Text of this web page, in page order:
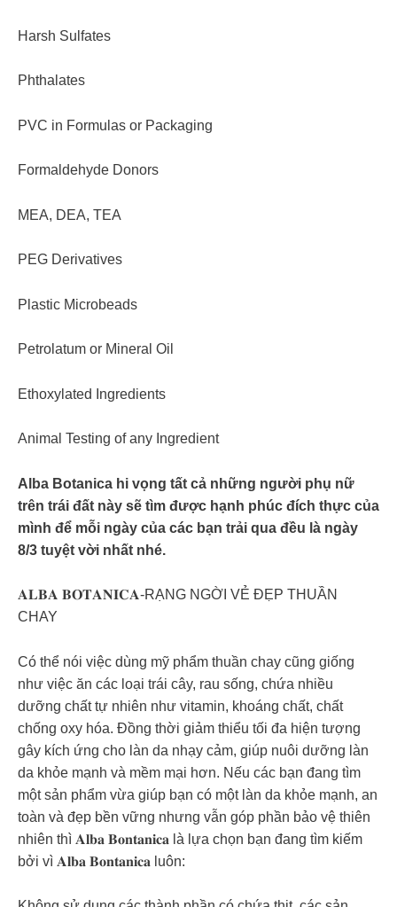
Harsh Sulfates
Phthalates
PVC in Formulas or Packaging
Formaldehyde Donors
MEA, DEA, TEA
PEG Derivatives
Plastic Microbeads
Petrolatum or Mineral Oil
Ethoxylated Ingredients
Animal Testing of any Ingredient
Alba Botanica hi vọng tất cả những người phụ nữ
trên trái đất này sẽ tìm được hạnh phúc đích thực của
mình để mỗi ngày của các bạn trải qua đều là ngày
8/3 tuyệt vời nhất nhé.
𝐀𝐋𝐁𝐀 𝐁𝐎𝐓𝐀𝐍𝐈𝐂𝐀-RẠNG NGỜI VẺ ĐẸP THUẦN
CHAY
Có thể nói việc dùng mỹ phẩm thuần chay cũng giống
như việc ăn các loại trái cây, rau sống, chứa nhiều
dưỡng chất tự nhiên như vitamin, khoáng chất, chất
chống oxy hóa. Đồng thời giảm thiểu tối đa hiện tượng
gây kích ứng cho làn da nhạy cảm, giúp nuôi dưỡng làn
da khỏe mạnh và mềm mại hơn. Nếu các bạn đang tìm
một sản phẩm vừa giúp bạn có một làn da khỏe mạnh, an
toàn và đẹp bền vững nhưng vẫn góp phần bảo vệ thiên
nhiên thì 𝐀𝐥𝐛𝐚 𝐁𝐨𝐧𝐭𝐚𝐧𝐢𝐜𝐚 là lựa chọn bạn đang tìm kiếm
bởi vì 𝐀𝐥𝐛𝐚 𝐁𝐨𝐧𝐭𝐚𝐧𝐢𝐜𝐚 luôn: